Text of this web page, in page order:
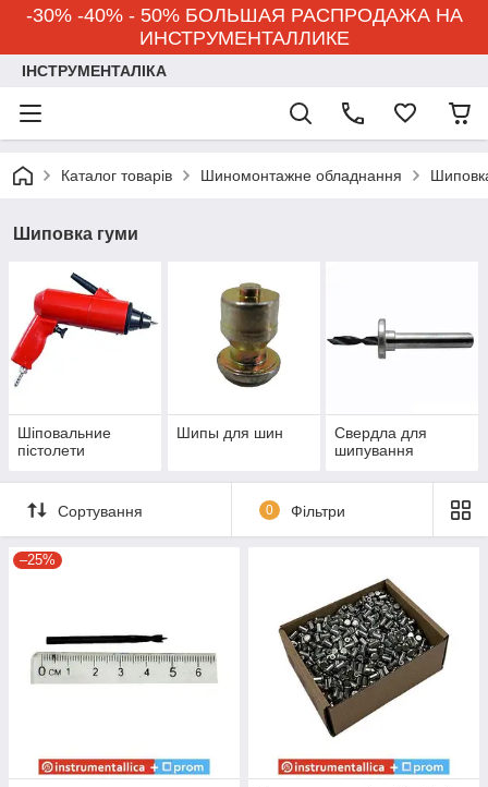
-30% -40% - 50% БОЛЬШАЯ РАСПРОДАЖА НА
ИНСТРУМЕНТАЛЛИКЕ
ІНСТРУМЕНТАЛІКА
Каталог товарів Шиномонтажне обладнання
Шиповка гуми
Шіповальние
пістолети
Шипы для шин
Свердла для
шипування
Сортування 0 Фільтри
–25%